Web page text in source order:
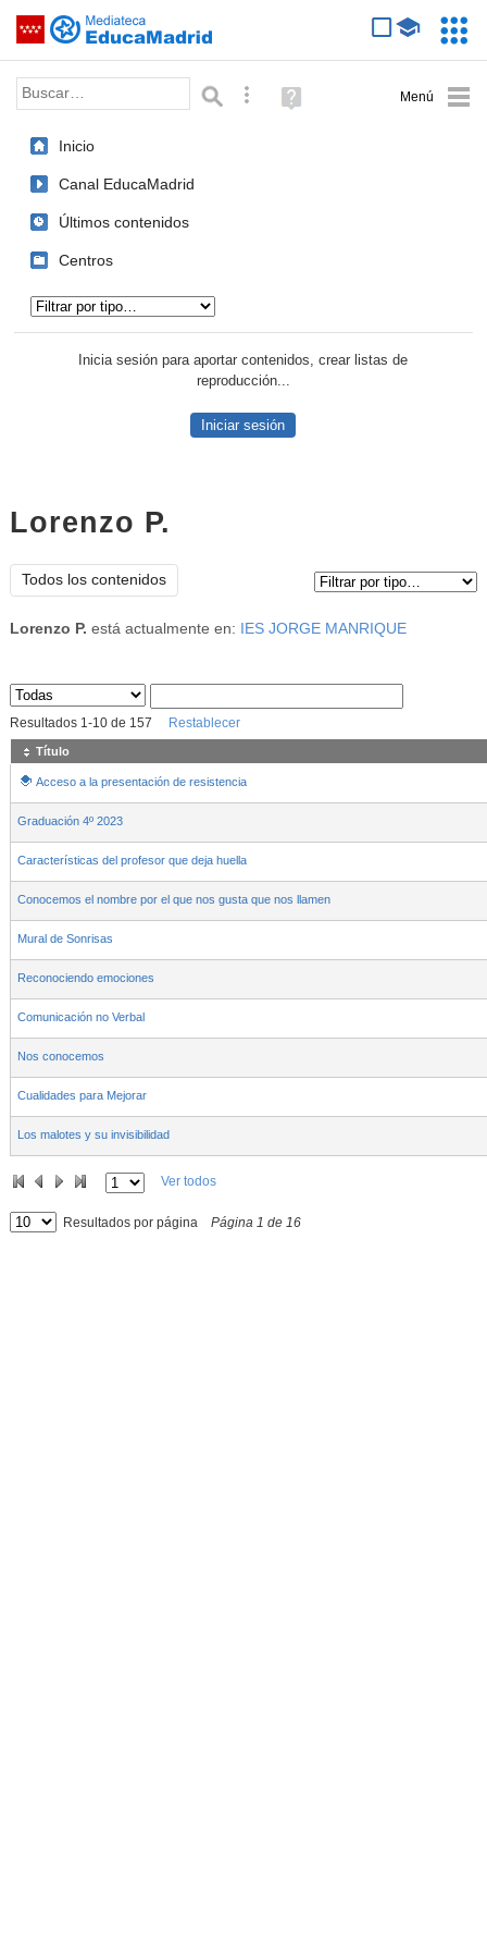
Saltar navegación
Palabra o frase: Búsqueda avanzada
Ayuda
(en
Inicio
Canal EducaMadrid
Últimos contenidos
Centros
Inicia sesión para aportar contenidos, crear listas de
reproducción...
Iniciar sesión
Lorenzo P.
Todos los contenidos
Lorenzo P. está actualmente en: IES JORGE MANRIQUE
Sus archivos
Resultados 1-10de 157 Restablecer
Título
Acceso a la presentación de resistencia
Graduación 4º 2023
Características del profesor que deja huella
Conocemos el nombre por el que nos gusta que nos llamen
Mural de Sonrisas
Reconociendo emociones
Comunicación no Verbal
Nos conocemos
Cualidades para Mejorar
Los malotes y su invisibilidad
Ver todos
Resultados por página Página 1 de 16